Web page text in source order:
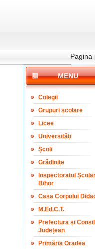
Pagina
MENU
Colegii
Grupuri școlare
Licee
Universități
Școli
Grădinițe
Inspectoratul Școlar
Bihor
Casa Corpului
M.Ed.C.T.
Prefectura și
Județean
Primăria Oradea